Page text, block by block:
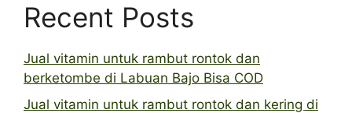
Recent Posts
Jual vitamin untuk rambut rontok dan
berketombe di Labuan Bajo Bisa COD
Jual vitamin untuk rambut rontok dan kering di